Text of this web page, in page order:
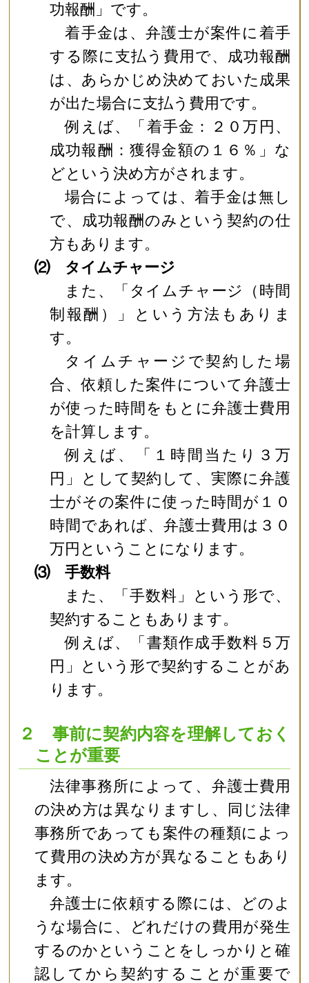
功報酬」です。
着手金は、弁護士が案件に着手
する際に支払う費用で、成功報酬
は、あらかじめ決めておいた成果
が出た場合に支払う費用です。
例えば、「着手金：２０万円、
成功報酬：獲得金額の１６％」な
どという決め方がされます。
場合によっては、着手金は無し
で、成功報酬のみという契約の仕
方もあります。
⑵ タイムチャージ
また、「タイムチャージ（時間
制報酬）」という方法もありま
す。
タイムチャージで契約した場
合、依頼した案件について弁護士
が使った時間をもとに弁護士費用
を計算します。
例えば、「１時間当たり３万
円」として契約して、実際に弁護
士がその案件に使った時間が１０
時間であれば、弁護士費用は３０
万円ということになります。
⑶ 手数料
また、「手数料」という形で、
契約することもあります。
例えば、「書類作成手数料５万
円」という形で契約することがあ
ります。
２ 事前に契約内容を理解しておく
ことが重要
法律事務所によって、弁護士費用
の決め方は異なりますし、同じ法律
事務所であっても案件の種類によっ
て費用の決め方が異なることもあり
ます。
弁護士に依頼する際には、どのよ
うな場合に、どれだけの費用が発生
するのかということをしっかりと確
認してから契約することが重要で